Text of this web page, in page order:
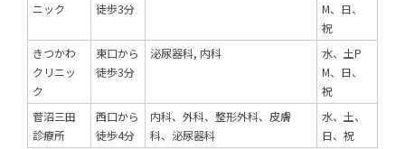
ニック
徒歩3分
M、日、
祝
きつかわ
クリニッ
ク
東口から
徒歩3分
泌尿器科, 内科
水、土P
M、日、
祝
菅沼三田
診療所
西口から
徒歩4分
内科、外科、整形外科、皮膚
科、泌尿器科
水、土、
日、祝